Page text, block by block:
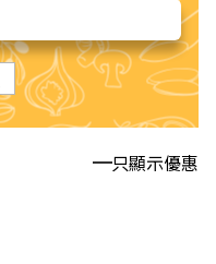
只顯示優惠